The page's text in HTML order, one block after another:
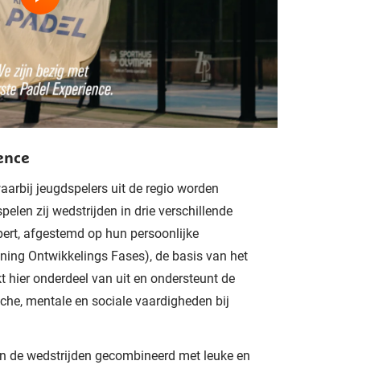
jeugdspelers uit de regio worden
zij wedstrijden in drie verschillende
afgestemd op hun persoonlijke
Ontwikkelings Fases), de basis van het
onderdeel van uit en ondersteunt de
mentale en sociale vaardigheden bij
de wedstrijden gecombineerd met leuke en